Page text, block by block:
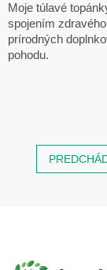
Moje túlavé
spojením
prírodných
pohodu.